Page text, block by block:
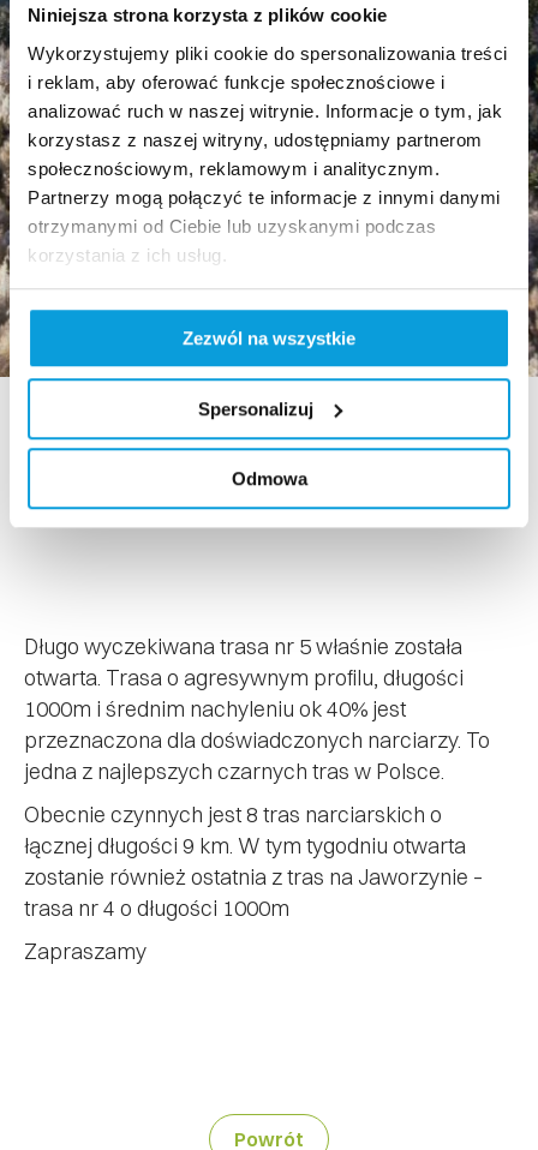
Niniejsza strona korzysta z plików cookie
Wykorzystujemy pliki cookie do spersonalizowania treści
i reklam, aby oferować funkcje społecznościowe i
analizować ruch w naszej witrynie. Informacje o tym, jak
korzystasz z naszej witryny, udostępniamy partnerom
społecznościowym, reklamowym i analitycznym.
Partnerzy mogą połączyć te informacje z innymi danymi
otrzymanymi od Ciebie lub uzyskanymi podczas
korzystania z ich usług.
Zezwól na wszystkie
Spersonalizuj
Odmowa
Długo wyczekiwana trasa nr 5 właśnie została
otwarta. Trasa o agresywnym profilu, długości
1000m i średnim nachyleniu ok 40% jest
przeznaczona dla doświadczonych narciarzy. To
jedna z najlepszych czarnych tras w Polsce.
Obecnie czynnych jest 8 tras narciarskich o
łącznej długości 9 km. W tym tygodniu otwarta
zostanie również ostatnia z tras na Jaworzynie –
trasa nr 4 o długości 1000m
Zapraszamy
Powrót